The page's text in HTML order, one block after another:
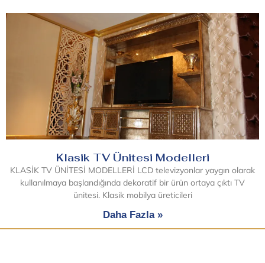
Klasik TV Ünitesi Modelleri
KLASİK TV ÜNİTESİ MODELLERİ LCD televizyonlar yaygın olarak
kullanılmaya başlandığında dekoratif bir ürün ortaya çıktı TV
ünitesi. Klasik mobilya üreticileri
Daha Fazla »